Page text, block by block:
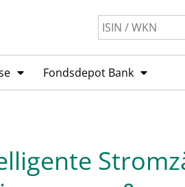
Fondsdepot Bank